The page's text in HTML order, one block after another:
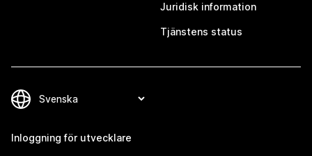
Juridisk information
Tjänstens status
Inloggning för utvecklare